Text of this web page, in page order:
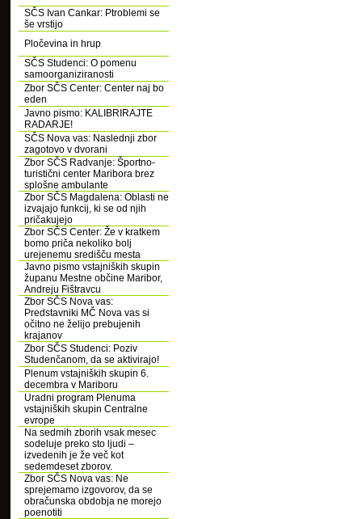
SČS Ivan Cankar: Ptroblemi se
še vrstijo
Pločevina in hrup
SČS Studenci: O pomenu
samoorganiziranosti
Zbor SČS Center: Center naj bo
eden
Javno pismo: KALIBRIRAJTE
RADARJE!
SČS Nova vas: Naslednji zbor
zagotovo v dvorani
Zbor SČS Radvanje: Športno-
turistični center Maribora brez
splošne ambulante
Zbor SČS Magdalena: Oblasti ne
izvajajo funkcij, ki se od njih
pričakujejo
Zbor SČS Center: Že v kratkem
bomo priča nekoliko bolj
urejenemu središču mesta
Javno pismo vstajniških skupin
županu Mestne občine Maribor,
Andreju Fištravcu
Zbor SČS Nova vas:
Predstavniki MČ Nova vas si
očitno ne želijo prebujenih
krajanov
Zbor SČS Studenci: Poziv
Studenčanom, da se aktivirajo!
Plenum vstajniških skupin 6.
decembra v Mariboru
Uradni program Plenuma
vstajniških skupin Centralne
evrope
Na sedmih zborih vsak mesec
sodeluje preko sto ljudi –
izvedenih je že več kot
sedemdeset zborov.
Zbor SČS Nova vas: Ne
sprejemamo izgovorov, da se
obračunska obdobja ne morejo
poenotiti